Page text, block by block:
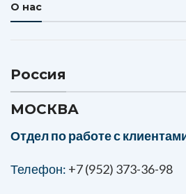
О нас
Россия
МОСКВА
Отдел по работе с
Телефон: +7 (952) 373-36-98